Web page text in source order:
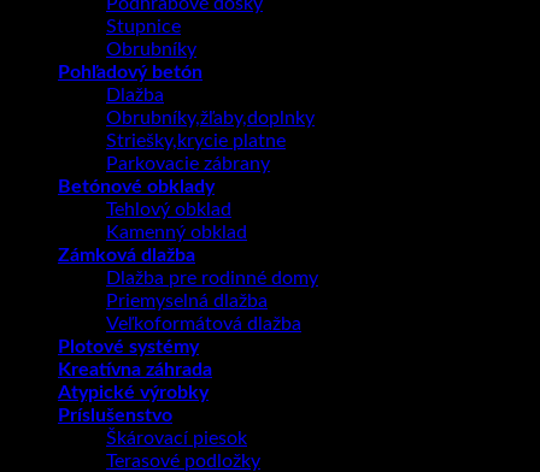
Stupnice
Obrubníky
Pohľadový betón
Dlažba
Obrubníky,žľaby,doplnky
Striešky,krycie platne
Parkovacie zábrany
Betónové obklady
Tehlový obklad
Kamenný obklad
Zámková dlažba
Dlažba pre rodinné domy
Priemyselná dlažba
Veľkoformátová dlažba
Plotové systémy
Kreatívna záhrada
Atypické výrobky
Príslušenstvo
Škárovací piesok
Terasové podložky